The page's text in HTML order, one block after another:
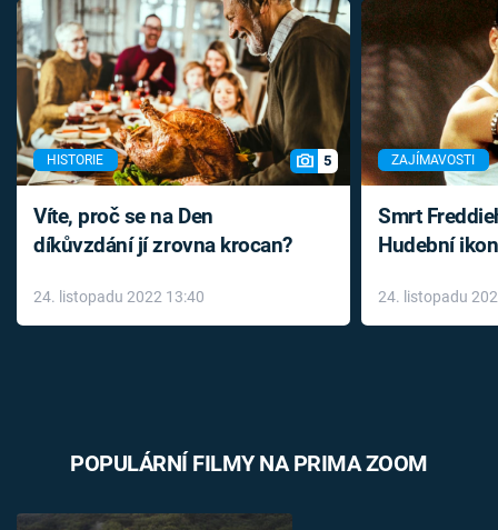
HISTORIE 5
Víte, proč se na Den
díkůvzdání jí zrovna krocan?
24. listopadu 2022 13:40
ZAJÍMAVOSTI
Smrt
Hudební
léky
24. listopadu
POPULÁRNÍ FILMY NA PRIMA ZOOM